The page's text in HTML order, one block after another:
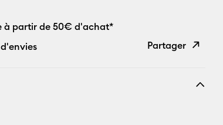
à partir de 50€ d'achat*
Partager